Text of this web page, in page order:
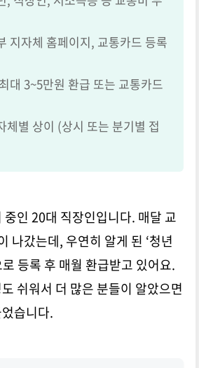
지자체 홈페이지, 교통카드 등록
대 3~5만원 환급 또는 교통카드
체별 상이 (상시 또는 분기별 접
인 20대 직장인입니다. 매달 교
나갔는데, 우연히 알게 된 ‘청년
등록 후 매월 환급받고 있어요.
쉬워서 더 많은 분들이 알았으면
습니다.